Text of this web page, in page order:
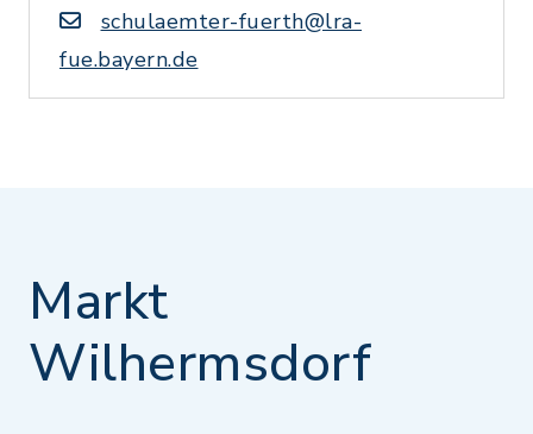
schulaemter-fuerth@lra-
fue.bayern.de
Markt
Wilhermsdorf